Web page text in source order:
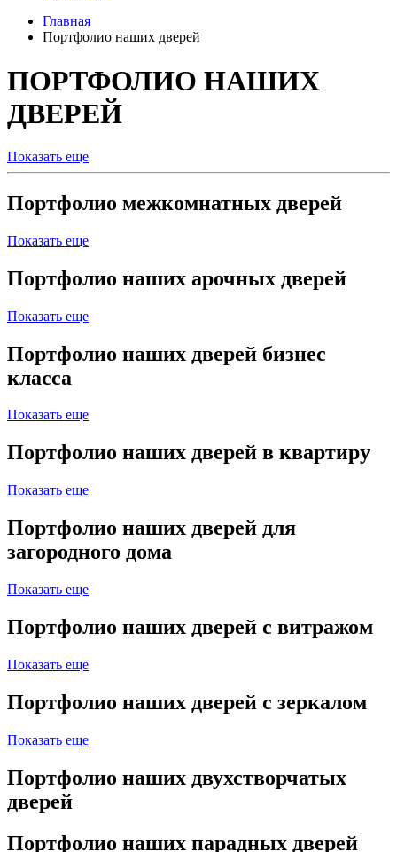
Главная
Портфолио наших дверей
ПОРТФОЛИО НАШИХ
ДВЕРЕЙ
Показать еще
Портфолио межкомнатных дверей
Показать еще
Портфолио наших арочных дверей
Показать еще
Портфолио наших дверей бизнес
класса
Показать еще
Портфолио наших дверей в квартиру
Показать еще
Портфолио наших дверей для
загородного дома
Показать еще
Портфолио наших дверей с витражом
Показать еще
Портфолио наших дверей с зеркалом
Показать еще
Портфолио наших двухстворчатых
дверей
Портфолио наших парадных дверей